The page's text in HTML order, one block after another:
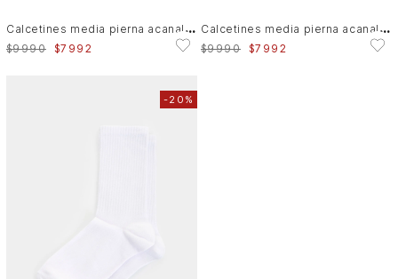
C
alcetines media pierna acanalado para hombre diseño deportivo
$9990 $7992
C
alcetines media pierna acanalado para hombre diseño deportivo
$9990 $7992
-20%